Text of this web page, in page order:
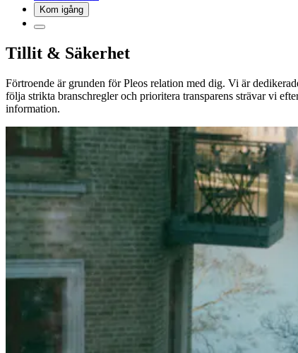
Kom igång
Tillit & Säkerhet
Förtroende är grunden för Pleos relation med dig. Vi är
följa strikta branschregler och prioritera transparens strävar vi
information.